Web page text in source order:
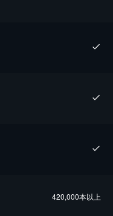
420,000本以上